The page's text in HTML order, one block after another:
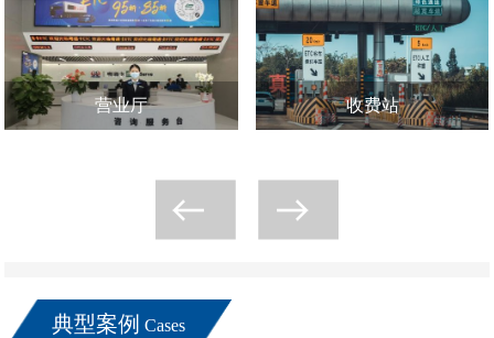
营业厅 收费站
典型案例 Cases